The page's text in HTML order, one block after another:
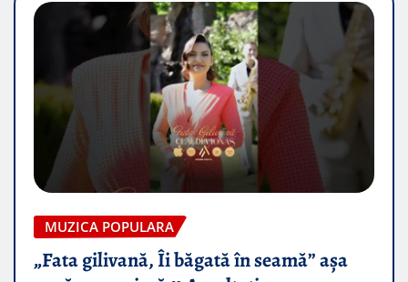
MUZICA POPULARA
„Fata gilivană, Îi băgată în seamă” așa